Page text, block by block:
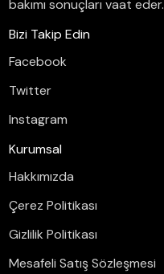
bakımı sonuçları vaat eder.
Bizi Takip Edin
Facebook
Twitter
Instagram
Kurumsal
Hakkımızda
Çerez Politikası
Gizlilik Politikası
Mesafeli Satış Sözleşmesi